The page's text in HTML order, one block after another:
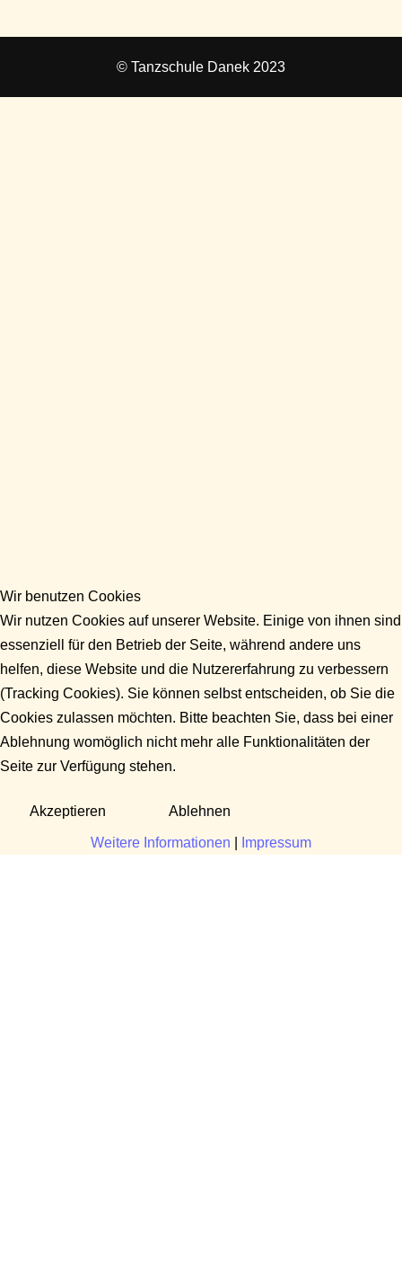
© Tanzschule Danek 2023
Wir benutzen Cookies
Wir nutzen Cookies auf unserer Website. Einige von ihnen sind
essenziell für den Betrieb der Seite, während andere uns
helfen, diese Website und die Nutzererfahrung zu verbessern
(Tracking Cookies). Sie können selbst entscheiden, ob Sie die
Cookies zulassen möchten. Bitte beachten Sie, dass bei einer
Ablehnung womöglich nicht mehr alle Funktionalitäten der
Seite zur Verfügung stehen.
Akzeptieren Ablehnen
Weitere Informationen Impressum